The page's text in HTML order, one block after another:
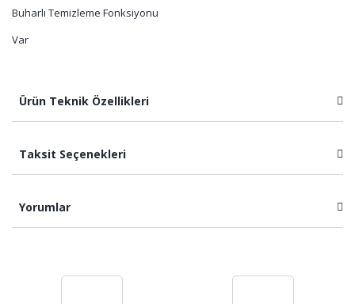
Buharlı Temizleme Fonksiyonu
Var
Ürün Teknik Özellikleri
Taksit Seçenekleri
Yorumlar